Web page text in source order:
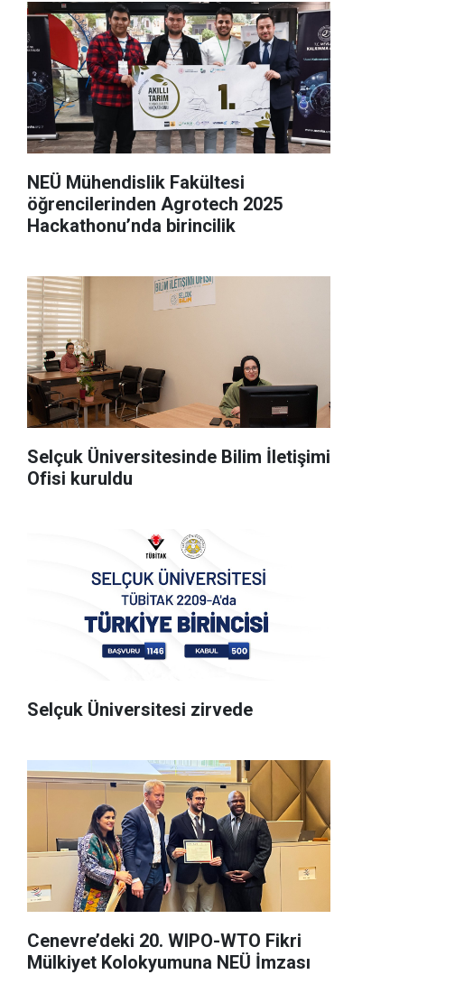
NEÜ Mühendislik Fakültesi
öğrencilerinden Agrotech 2025
Hackathonu’nda birincilik
Selçuk Üniversitesinde Bilim İletişimi
Ofisi kuruldu
Selçuk Üniversitesi zirvede
Cenevre’deki 20. WIPO-WTO Fikri
Mülkiyet Kolokyumuna NEÜ İmzası